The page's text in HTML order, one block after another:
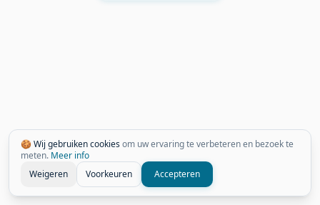
🍪 Wij gebruiken cookiesom uw ervaring te verbeteren en bezoek te
meten. Meer info
Weigeren
Voorkeuren Accepteren